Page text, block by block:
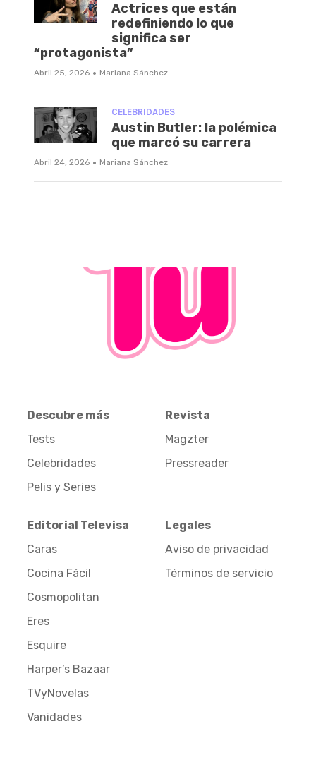
Actrices que están
redefiniendo lo que
significa ser
“protagonista”
Abril 25, 2026 · Mariana Sánchez
CELEBRIDADES
Austin Butler: la polémica
que marcó su carrera
Abril 24, 2026 · Mariana Sánchez
Descubre más
Tests
Celebridades
Pelis y Series
Revista
Magzter
Pressreader
Editorial Televisa
Caras
Cocina Fácil
Cosmopolitan
Eres
Esquire
Harper’s Bazaar
TVyNovelas
Vanidades
Legales
Aviso de privacidad
Términos de servicio